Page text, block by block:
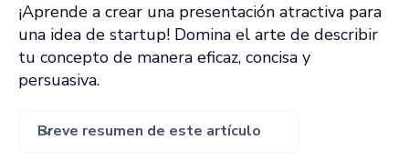
¡Aprende a crear una presentación atractiva para
una idea de startup! Domina el arte de describir
tu concepto de manera eficaz, concisa y
persuasiva.
Breve resumen de este artículo